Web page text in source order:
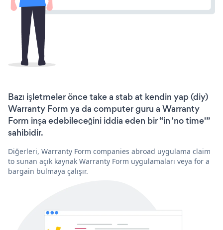
Bazı işletmeler önce take a stab at kendin yap (diy)
Warranty Form ya da computer guru a Warranty
Form inşa edebileceğini iddia eden bir “in 'no time'”
sahibidir.
Diğerleri, Warranty Form companies abroad uygulama claim
to sunan açık kaynak Warranty Form uygulamaları veya for a
bargain bulmaya çalışır.